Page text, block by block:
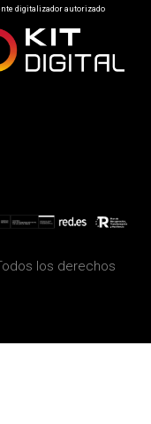
digitalizador autorizado
los derechos